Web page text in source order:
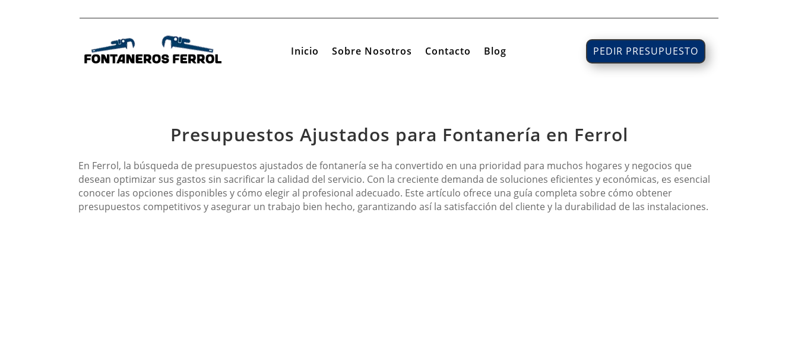
Inicio Sobre Nosotros Contacto Blog PEDIR PRESUPUESTO
Presupuestos Ajustados para Fontanería en Ferrol
En Ferrol, la búsqueda de presupuestos ajustados de fontanería se ha convertido en una prioridad para muchos hogares y negocios que
desean optimizar sus gastos sin sacrificar la calidad del servicio. Con la creciente demanda de soluciones eficientes y económicas, es esencial
conocer las opciones disponibles y cómo elegir al profesional adecuado. Este artículo ofrece una guía completa sobre cómo obtener
presupuestos competitivos y asegurar un trabajo bien hecho, garantizando así la satisfacción del cliente y la durabilidad de las instalaciones.